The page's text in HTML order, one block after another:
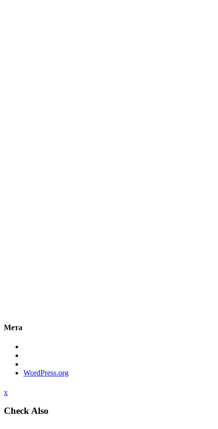
Мета
WordPress.org
x
Check Also